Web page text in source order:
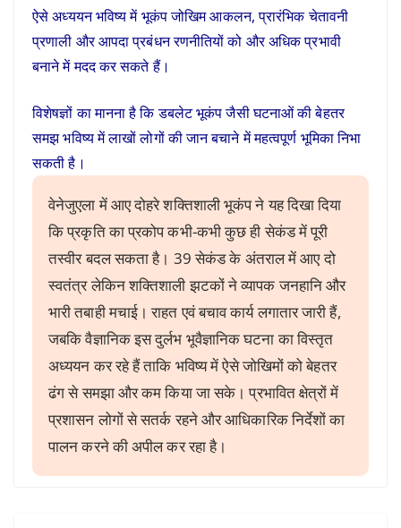
ऐसे अध्ययन भविष्य में भूकंप जोखिम आकलन, प्रारंभिक चेतावनी
प्रणाली और आपदा प्रबंधन रणनीतियों को और अधिक प्रभावी
बनाने में मदद कर सकते हैं।
विशेषज्ञों का मानना है कि डबलेट भूकंप जैसी घटनाओं की बेहतर
समझ भविष्य में लाखों लोगों की जान बचाने में महत्वपूर्ण भूमिका निभा
सकती है।
वेनेजुएला में आए दोहरे शक्तिशाली भूकंप ने यह दिखा दिया
कि प्रकृति का प्रकोप कभी-कभी कुछ ही सेकंड में पूरी
तस्वीर बदल सकता है। 39 सेकंड के अंतराल में आए दो
स्वतंत्र लेकिन शक्तिशाली झटकों ने व्यापक जनहानि और
भारी तबाही मचाई। राहत एवं बचाव कार्य लगातार जारी हैं,
जबकि वैज्ञानिक इस दुर्लभ भूवैज्ञानिक घटना का विस्तृत
अध्ययन कर रहे हैं ताकि भविष्य में ऐसे जोखिमों को बेहतर
ढंग से समझा और कम किया जा सके। प्रभावित क्षेत्रों में
प्रशासन लोगों से सतर्क रहने और आधिकारिक निर्देशों का
पालन करने की अपील कर रहा है।